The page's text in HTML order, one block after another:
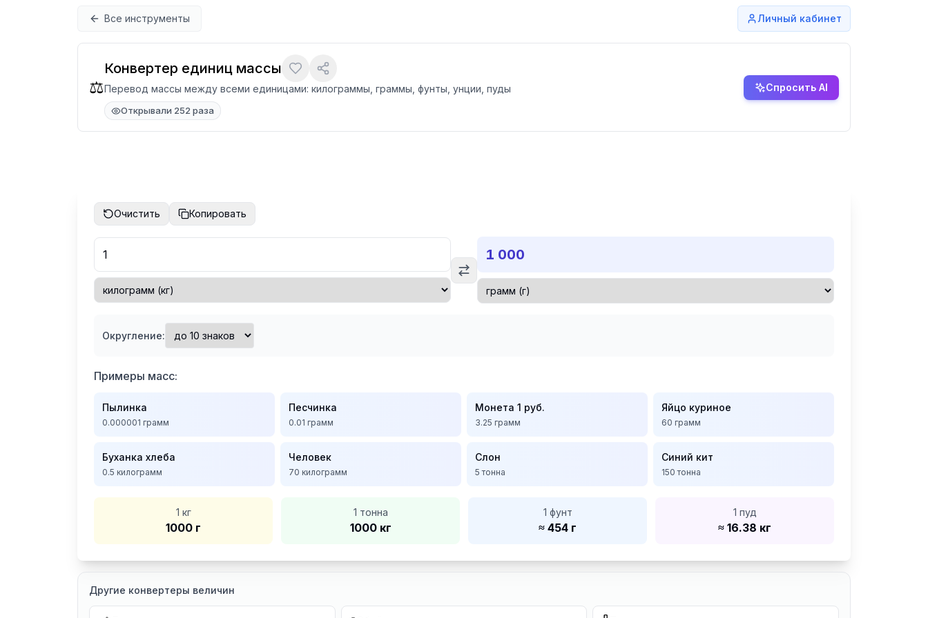
Все инструменты Личный кабинет
⚖️
Конвертер единиц массы
Перевод массы между всеми единицами: килограммы, граммы, фунты, унции, пуды
Открывали 252 раза
Спросить AI
Очистить Копировать
1 000
Округление:
Примеры масс:
Пылинка
0.000001 грамм
Песчинка
0.01 грамм
Монета 1 руб.
3.25 грамм
Яйцо куриное
60 грамм
Буханка хлеба
0.5 килограмм
Человек
70 килограмм
Слон
5 тонна
Синий кит
150 тонна
1 кг
1000 г
1 тонна
1000 кг
1 фунт
≈ 454 г
1 пуд
≈ 16.38 кг
Другие конвертеры величин